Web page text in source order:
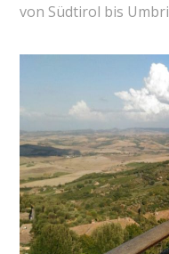
von Südtirol bis